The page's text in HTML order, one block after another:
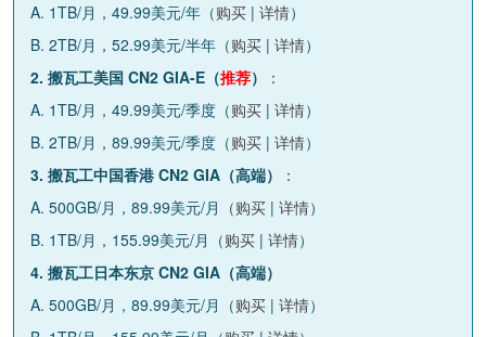
A. 1TB/月，49.99美元/年（购买 | 详情）
B. 2TB/月，52.99美元/半年（购买 | 详情）
2. 搬瓦工美国 CN2 GIA-E（推荐）
：
A. 1TB/月，49.99美元/季度（购买 | 详情）
B. 2TB/月，89.99美元/季度（购买 | 详情）
3. 搬瓦工中国香港 CN2 GIA（高端）
：
A. 500GB/月，89.99美元/月（购买 | 详情）
B. 1TB/月，155.99美元/月（购买 | 详情）
4. 搬瓦工日本东京 CN2 GIA（高端）
A. 500GB/月，89.99美元/月（购买 | 详情）